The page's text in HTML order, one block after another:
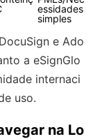
essidades
simples
e Ado
a eSignGlo
internaci
uso.
na Lo